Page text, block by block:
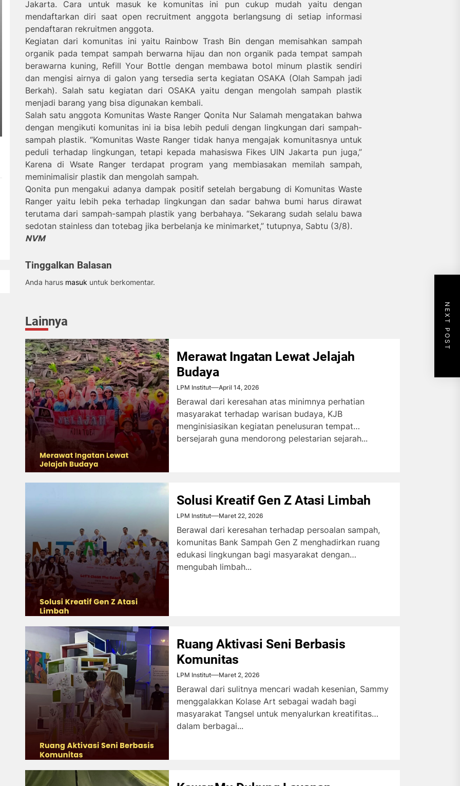
Jakarta. Cara untuk masuk ke komunitas ini pun cukup mudah yaitu dengan
mendaftarkan diri saat open recruitment anggota berlangsung di setiap informasi
pendaftaran rekruitmen anggota.
Kegiatan dari komunitas ini yaitu Rainbow Trash Bin dengan memisahkan sampah
organik pada tempat sampah berwarna hijau dan non organik pada tempat sampah
berawarna kuning, Refill Your Bottle dengan membawa botol minum plastik sendiri
dan mengisi airnya di galon yang tersedia serta kegiatan OSAKA (Olah Sampah jadi
Berkah). Salah satu kegiatan dari OSAKA yaitu dengan mengolah sampah plastik
menjadi barang yang bisa digunakan kembali.
Salah satu anggota Komunitas Waste Ranger Qonita Nur Salamah mengatakan bahwa
dengan mengikuti komunitas ini ia bisa lebih peduli dengan lingkungan dari sampah-
sampah plastik. “Komunitas Waste Ranger tidak hanya mengajak komunitasnya untuk
peduli terhadap lingkungan, tetapi kepada mahasiswa Fikes UIN Jakarta pun juga,”
Karena di Wsate Ranger terdapat program yang membiasakan memilah sampah,
meminimalisir plastik dan mengolah sampah.
Qonita pun mengakui adanya dampak positif setelah bergabung di Komunitas Waste
Ranger yaitu lebih peka terhadap lingkungan dan sadar bahwa bumi harus dirawat
terutama dari sampah-sampah plastik yang berbahaya. “Sekarang sudah selalu bawa
sedotan stainless dan totebag jika berbelanja ke minimarket,” tutupnya, Sabtu (3/8).
NVM
Tinggalkan Balasan
Anda harus masuk untuk berkomentar.
NEXT POST
Lainnya
Merawat Ingatan Lewat Jelajah
Budaya
LPM Institut April 14, 2026
Berawal dari keresahan atas minimnya perhatian
masyarakat terhadap warisan budaya, KJB
menginisiasikan kegiatan penelusuran tempat
bersejarah guna mendorong pelestarian sejarah...
Solusi Kreatif Gen Z Atasi Limbah
LPM Institut Maret 22, 2026
Berawal dari keresahan terhadap persoalan sampah,
komunitas Bank Sampah Gen Z menghadirkan ruang
edukasi lingkungan bagi masyarakat dengan
mengubah limbah...
Ruang Aktivasi Seni Berbasis
Komunitas
LPM Institut Maret 2, 2026
Berawal dari sulitnya mencari wadah kesenian, Sammy
menggalakkan Kolase Art sebagai wadah bagi
masyarakat Tangsel untuk menyalurkan kreatifitas
dalam berbagai...